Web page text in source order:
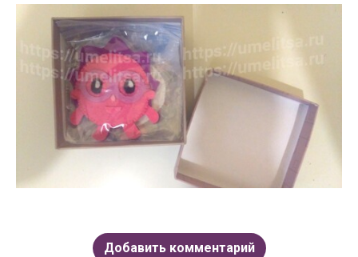
Добавить комментарий